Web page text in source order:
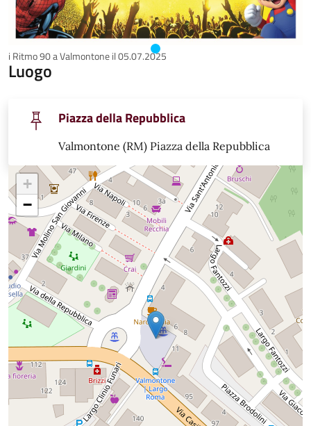
i Ritmo 90 a Valmontone il 05.07.2025
Luogo
Piazza della Repubblica
Valmontone (RM) Piazza della Repubblica
+
−